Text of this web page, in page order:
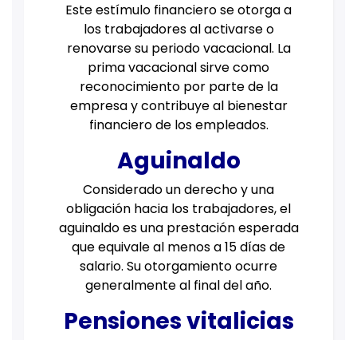
Este estímulo financiero se otorga a
los trabajadores al activarse o
renovarse su periodo vacacional. La
prima vacacional sirve como
reconocimiento por parte de la
empresa y contribuye al bienestar
financiero de los empleados.
Aguinaldo
Considerado un derecho y una
obligación hacia los trabajadores, el
aguinaldo es una prestación esperada
que equivale al menos a 15 días de
salario. Su otorgamiento ocurre
generalmente al final del año.
Pensiones vitalicias